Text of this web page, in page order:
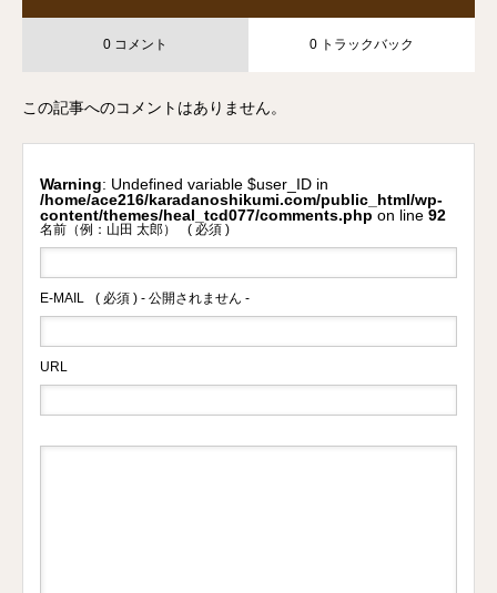
0 コメント 0 トラックバック
この記事へのコメントはありません。
Warning
: Undefined variable $user_ID in
/home/ace216/karadanoshikumi.com/public_html/wp-
content/themes/heal_tcd077/comments.php on line 92
名前（例：山田 太郎） ( 必須 )
E-MAIL ( 必須 ) - 公開されません -
URL